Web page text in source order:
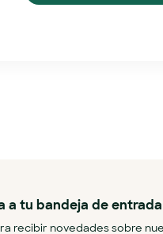
a tu bandeja de entrada
recibir novedades sobre